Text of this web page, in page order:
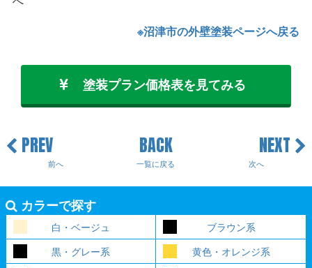
※沼津市の外壁塗装ページへ戻る
塗装プラン価格表を見てみる
PREV
前へ
BACK
一覧に戻る
NEXT
次へ
カラーで探す
白・ベージュ
ブラウン系
黒・グレー系
黄色・オレンジ系